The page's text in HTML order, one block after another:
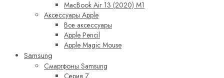
MacBook Air 13 (2020) M1
Аксессуары Apple
Все аксессуары
Apple Pencil
Apple Magic Mouse
Samsung
Смартфоны Samsung